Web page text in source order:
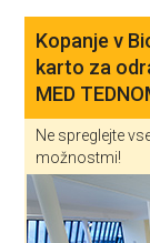
Kopanje v
karto za
MED
Ne spreglejte
možnostmi!